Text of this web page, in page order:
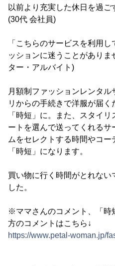
以前より充実した休日を過ご
(30代 会社員)
「こちらのサービスを利用
ッションに迷うことがあり
ター・アルバイト)
月額制ファッションレンタ
リからの手続きで洋服が届
「時短」に。また、スタイ
ートを選んで送ってくれる
ムをセレクトする時間やコ
「時短」になります。
買い物に行く時間がとれない
した。
※ママさんのコメント、「時
方のコメントはこちら↓
https://www.petal-woman.jp/